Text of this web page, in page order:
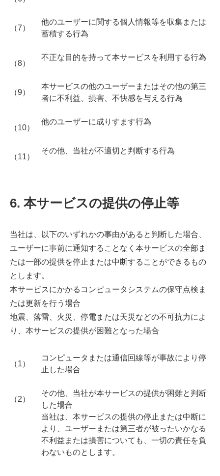
（7）
他のユーザーに関する個人情報等を収集または
蓄積する行為
（8）
不正な目的を持って本サービスを利用する行為
（9）
本サービスの他のユーザーまたはその他の第三
者に不利益、損害、不快感を与える行為
（10）
他のユーザーに成りすます行為
（11）
その他、当社が不適切と判断する行為
6. 本サービスの提供の停止等
当社は、以下のいずれかの事由があると判断した場合、
ユーザーに事前に通知することなく本サービスの全部ま
たは一部の提供を停止または中断することができるもの
とします。
本サービスにかかるコンピュータシステムの保守点検ま
たは更新を行う場合
地震、落雷、火災、停電または天災などの不可抗力によ
り、本サービスの提供が困難となった場合
（1）
コンピュータまたは通信回線等が事故により停
止した場合
（2）
その他、当社が本サービスの提供が困難と判断
した場合
当社は、本サービスの提供の停止または中断に
より、ユーザーまたは第三者が被ったいかなる
不利益または損害についても、一切の責任を負
わないものとします。